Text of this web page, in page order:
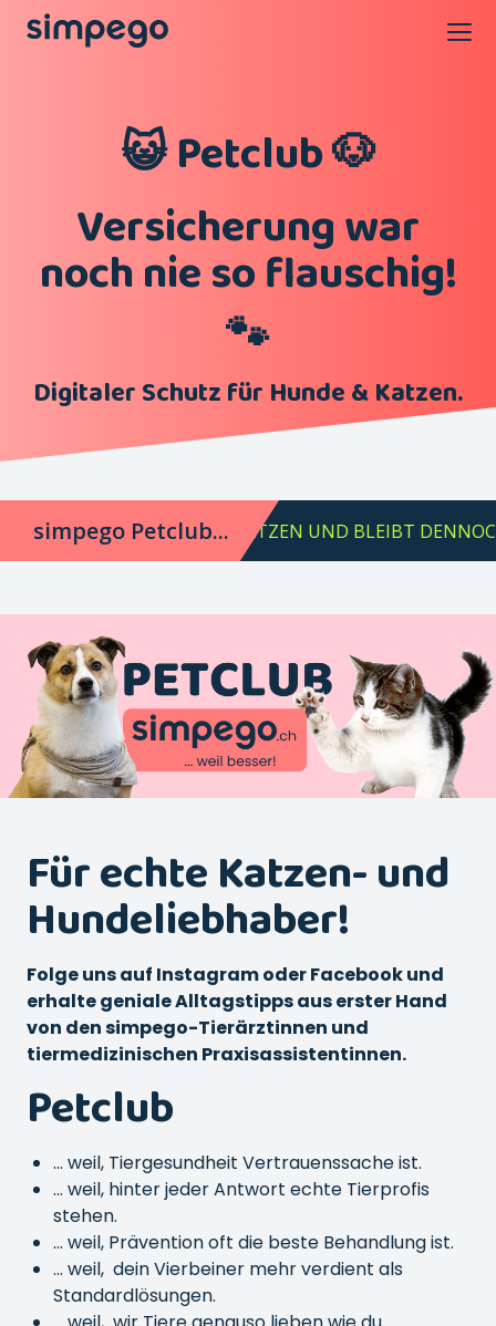
😺 Petclub 🐶
Versicherung war
noch nie so flauschig!
🐾
Digitaler Schutz für Hunde & Katzen.
Für echte Katzen- und
Hundeliebhaber!
Folge uns auf Instagram oder Facebook und
erhalte geniale Alltagstipps aus erster Hand
von den simpego-Tierärztinnen und
tiermedizinischen Praxisassistentinnen.
Petclub
... weil, Tiergesundheit Vertrauenssache ist.
... weil, hinter jeder Antwort echte Tierprofis
stehen.
... weil, Prävention oft die beste Behandlung ist.
... weil, dein Vierbeiner mehr verdient als
Standardlösungen.